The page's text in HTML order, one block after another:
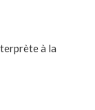
à la